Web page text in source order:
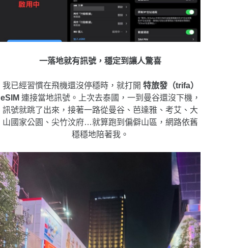
一落地就有訊號，穩定到讓人驚喜
我已經習慣在飛機還沒停穩時，就打開 特旅發（trifa）
eSIM 連接當地訊號。上次去泰國，一到曼谷還沒下機，
訊號就跳了出來，接著一路從曼谷、芭達雅、考艾、大
山國家公園、尖竹汶府…就算跑到偏僻山區，網路依舊
穩穩地陪著我。